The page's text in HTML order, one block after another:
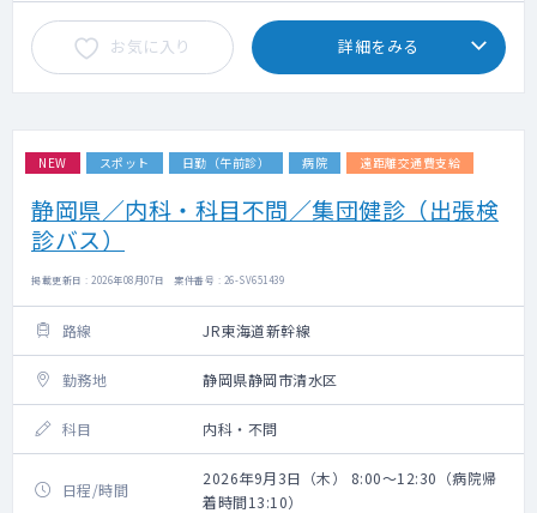
お気に入り 詳細をみる
NEW スポット 日勤（午前診） 病院 遠距離交通費支給
静岡県／内科・科目不問／集団健診（出張検
診バス）
掲載更新日 : 2026年08月07日 案件番号 : 26-SV651439
路線 JR東海道新幹線
勤務地 静岡県静岡市清水区
科目 内科・不問
日程/時間
2026年9月3日（木） 8:00～12:30（病院帰
着時間13:10）